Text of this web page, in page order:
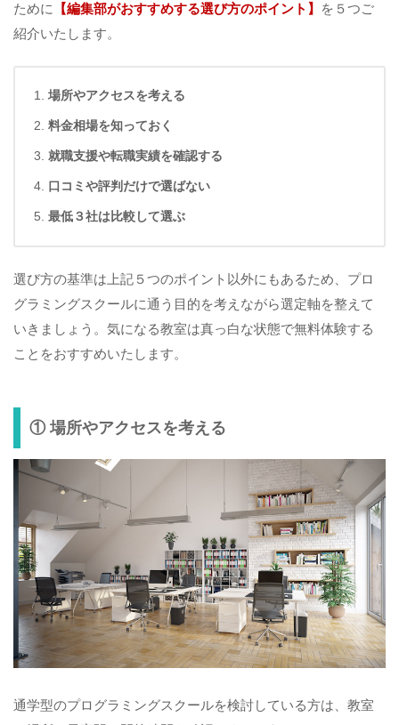
ために
【編集部がおすすめする選び方のポイント】
を５つご
紹介いたします。
場所やアクセスを考える
料金相場を知っておく
就職支援や転職実績を確認する
口コミや評判だけで選ばない
最低３社は比較して選ぶ
選び方の基準は上記５つのポイント以外にもあるため、プロ
グラミングスクールに通う目的を考えながら選定軸を整えて
いきましょう。気になる教室は真っ白な状態で無料体験する
ことをおすすめいたします。
① 場所やアクセスを考える
通学型のプログラミングスクールを検討している方は、教室